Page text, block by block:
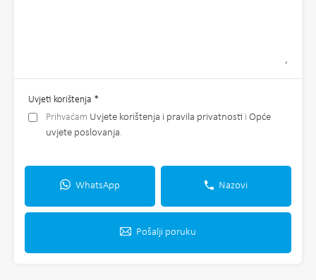
Uvjeti korištenja *
Prihvaćam Uvjete korištenja i pravila privatnosti i Opće
uvjete poslovanja.
WhatsApp Nazovi
Pošalji poruku